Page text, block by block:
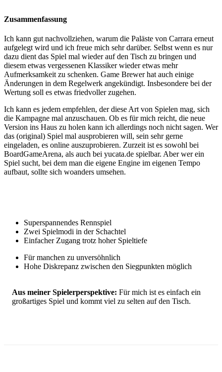
Zusammenfassung
Ich kann gut nachvollziehen, warum die Paläste von Carrara erneut
aufgelegt wird und ich freue mich sehr darüber. Selbst wenn es nur
dazu dient das Spiel mal wieder auf den Tisch zu bringen und
diesem etwas vergessenen Klassiker wieder etwas mehr
Aufmerksamkeit zu schenken. Game Brewer hat auch einige
Änderungen in dem Regelwerk angekündigt. Insbesondere bei der
Wertung soll es etwas friedvoller zugehen.
Ich kann es jedem empfehlen, der diese Art von Spielen mag, sich
die Kampagne mal anzuschauen. Ob es für mich reicht, die neue
Version ins Haus zu holen kann ich allerdings noch nicht sagen. Wer
das (original) Spiel mal ausprobieren will, sein sehr gerne
eingeladen, es online auszuprobieren. Zurzeit ist es sowohl bei
BoardGameArena, als auch bei yucata.de spielbar. Aber wer ein
Spiel sucht, bei dem man die eigene Engine im eigenen Tempo
aufbaut, sollte sich woanders umsehen.
Superspannendes Rennspiel
Zwei Spielmodi in der Schachtel
Einfacher Zugang trotz hoher Spieltiefe
Für manchen zu unversöhnlich
Hohe Diskrepanz zwischen den Siegpunkten möglich
Aus meiner Spielerperspektive: Für mich ist es einfach ein
großartiges Spiel und kommt viel zu selten auf den Tisch.